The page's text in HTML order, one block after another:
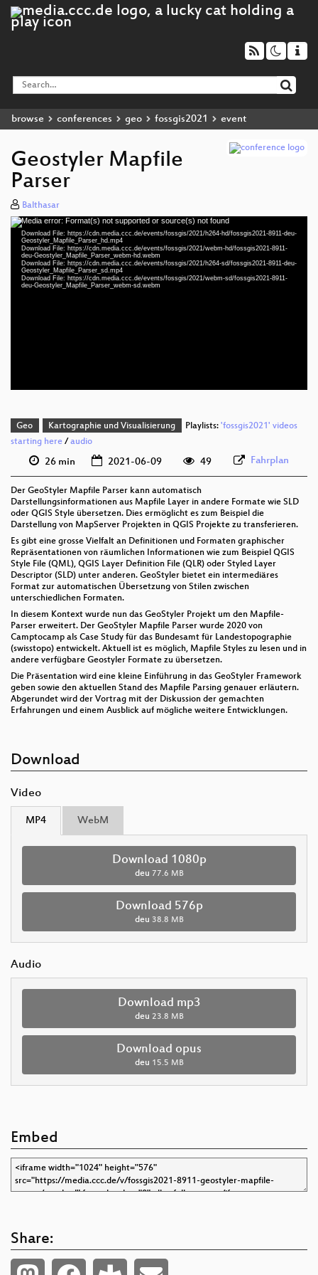
browse conferences geo fossgis2021 event
Geostyler Mapfile
Parser
Balthasar
Video
Player
Media error: Format(s) not supported or source(s) not found
Download File: https://cdn.media.ccc.de/events/fossgis/2021/h264-hd/fossgis2021-8911-deu-
Geostyler_Mapfile_Parser_hd.mp4
Download File: https://cdn.media.ccc.de/events/fossgis/2021/webm-hd/fossgis2021-8911-
deu-Geostyler_Mapfile_Parser_webm-hd.webm
Download File: https://cdn.media.ccc.de/events/fossgis/2021/h264-sd/fossgis2021-8911-deu-
Geostyler_Mapfile_Parser_sd.mp4
Download File: https://cdn.media.ccc.de/events/fossgis/2021/webm-sd/fossgis2021-8911-
deu-Geostyler_Mapfile_Parser_webm-sd.webm
Geo Kartographie und Visualisierung Playlists: 'fossgis2021' videos
starting here /audio
26 min 2021-06-09 49 Fahrplan
Der GeoStyler Mapfile Parser kann automatisch
Darstellungsinformationen aus Mapfile Layer in andere Formate wie SLD
oder QGIS Style übersetzen. Dies ermöglicht es zum Beispiel die
Darstellung von MapServer Projekten in QGIS Projekte zu transferieren.
Es gibt eine grosse Vielfalt an Definitionen und Formaten graphischer
Repräsentationen von räumlichen Informationen wie zum Beispiel QGIS
Style File (QML), QGIS Layer Definition File (QLR) oder Styled Layer
Descriptor (SLD) unter anderen. GeoStyler bietet ein intermediäres
Format zur automatischen Übersetzung von Stilen zwischen
unterschiedlichen Formaten.
In diesem Kontext wurde nun das GeoStyler Projekt um den Mapfile-
Parser erweitert. Der GeoStyler Mapfile Parser wurde 2020 von
Camptocamp als Case Study für das Bundesamt für Landestopographie
(swisstopo) entwickelt. Aktuell ist es möglich, Mapfile Styles zu lesen und in
andere verfügbare Geostyler Formate zu übersetzen.
Die Präsentation wird eine kleine Einführung in das GeoStyler Framework
geben sowie den aktuellen Stand des Mapfile Parsing genauer erläutern.
Abgerundet wird der Vortrag mit der Diskussion der gemachten
Erfahrungen und einem Ausblick auf mögliche weitere Entwicklungen.
Download
Video
MP4 WebM
Download 1080p
deu 77.6 MB
Download 576p
deu 38.8 MB
Audio
Download mp3
deu 23.8 MB
Download opus
deu 15.5 MB
Embed
Share: